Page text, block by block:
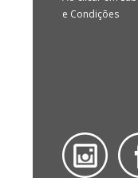
e Condições